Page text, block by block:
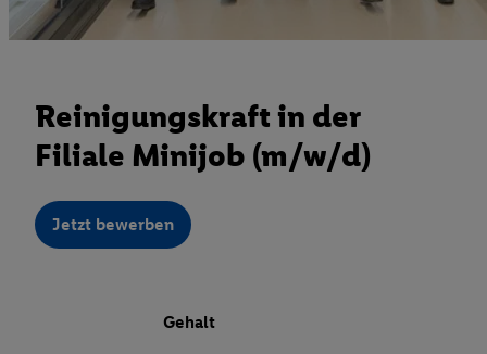
Reinigungskraft in der
Filiale Minijob (m/w/d)
Jetzt bewerben
Gehalt